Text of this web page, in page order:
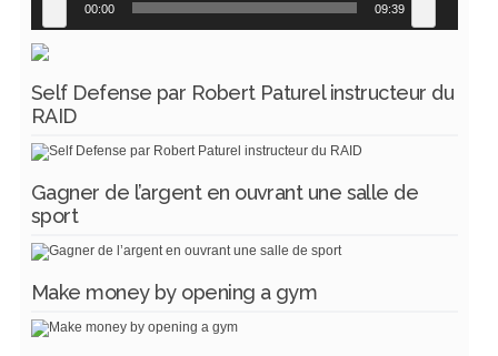
00:00 09:39
Self Defense par Robert Paturel instructeur du
RAID
Gagner de l’argent en ouvrant une salle de
sport
Make money by opening a gym